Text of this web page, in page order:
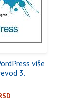
više
3.